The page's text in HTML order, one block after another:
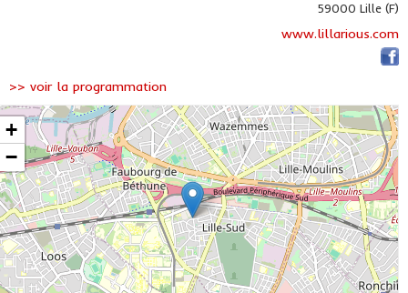
59000 Lille (F)
www.lillarious.com
>> voir la programmation
+
−